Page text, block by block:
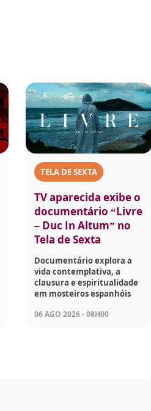
TELA DE SEXTA
TV aparecida exibe o
documentário “Livre
– Duc In Altum” no
Tela de Sexta
Documentário explora a
vida contemplativa, a
clausura e espiritualidade
em mosteiros espanhóis
06 AGO 2026 - 08H00